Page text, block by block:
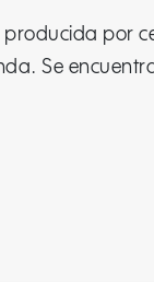
producida por
Se